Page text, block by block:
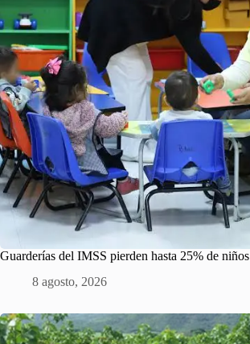
Guarderías del IMSS pierden hasta 25% de niños
8 agosto, 2026